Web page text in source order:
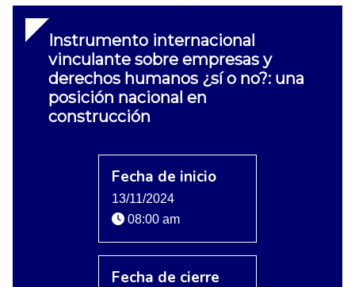
Instrumento internacional
vinculante sobre empresas y
derechos humanos ¿sí o no?: una
posición nacional en
construcción
Fecha de inicio
13/11/2024
08:00 am
Fecha de cierre